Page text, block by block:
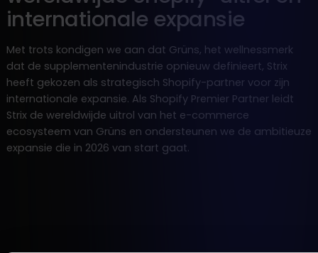
internationale expansie
Met trots kondigen we aan dat Grüns, het wellnessmerk
dat de supplementenindustrie opnieuw definieert, Strix
heeft gekozen als strategisch Shopify-partner voor zijn
internationale expansie. Als Shopify Premier Partner leidt
Strix de wereldwijde uitrol van het e-commerce
ecosysteem van Grüns en ondersteunen we de ambitieuze
expansie die in 2026 van start gaat.